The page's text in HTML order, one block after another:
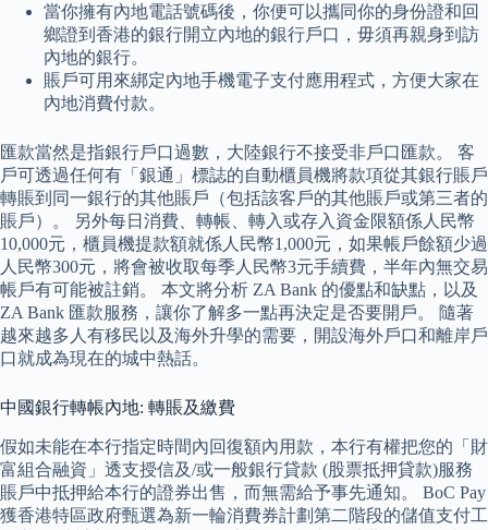
當你擁有內地電話號碼後，你便可以攜同你的身份證和回
鄉證到香港的銀行開立內地的銀行戶口，毋須再親身到訪
內地的銀行。
賬戶可用來綁定內地手機電子支付應用程式，方便大家在
內地消費付款。
匯款當然是指銀行戶口過數，大陸銀行不接受非戶口匯款。 客
戶可透過任何有「銀通」標誌的自動櫃員機將款項從其銀行賬戶
轉賬到同一銀行的其他賬戶（包括該客戶的其他賬戶或第三者的
賬戶）。 另外每日消費、轉帳、轉入或存入資金限額係人民幣
10,000元，櫃員機提款額就係人民幣1,000元，如果帳戶餘額少過
人民幣300元，將會被收取每季人民幣3元手續費，半年內無交易
帳戶有可能被註銷。 本文將分析 ZA Bank 的優點和缺點，以及
ZA Bank 匯款服務，讓你了解多一點再決定是否要開戶。 隨著
越來越多人有移民以及海外升學的需要，開設海外戶口和離岸戶
口就成為現在的城中熱話。
中國銀行轉帳內地: 轉賬及繳費
假如未能在本行指定時間內回復額內用款，本行有權把您的「財
富組合融資」透支授信及/或一般銀行貸款 (股票抵押貸款)服務
賬戶中抵押給本行的證券出售，而無需給予事先通知。 BoC Pay
獲香港特區政府甄選為新一輪消費券計劃第二階段的儲值支付工